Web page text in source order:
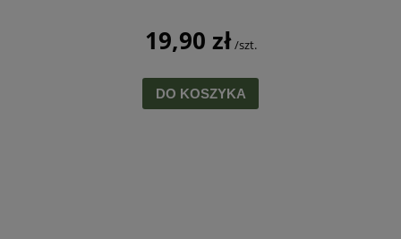
19,90 zł/szt.
DO KOSZYKA